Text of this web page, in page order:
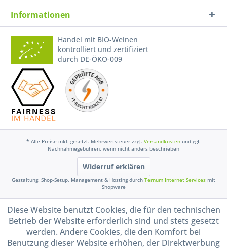
Informationen
Handel mit BIO-Weinen
kontrolliert und zertifiziert
durch DE-ÖKO-009
* Alle Preise inkl. gesetzl. Mehrwertsteuer zzgl. Versandkosten und ggf.
Nachnahmegebühren, wenn nicht anders beschrieben
Widerruf erklären
Gestaltung, Shop-Setup, Management & Hosting durch Ternum Internet Services mit
Shopware
Diese Website benutzt Cookies, die für den technischen
Betrieb der Website erforderlich sind und stets gesetzt
werden. Andere Cookies, die den Komfort bei
Benutzung dieser Website erhöhen, der Direktwerbung